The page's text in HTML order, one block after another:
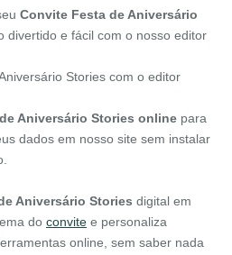
Convite Festa de Aniversário
divertido e fácil com o nosso editor
Stories com o editor
Aniversário Stories online para
dados em nosso site sem instalar
Aniversário Stories digital em
do convite e personaliza
online, sem saber nada